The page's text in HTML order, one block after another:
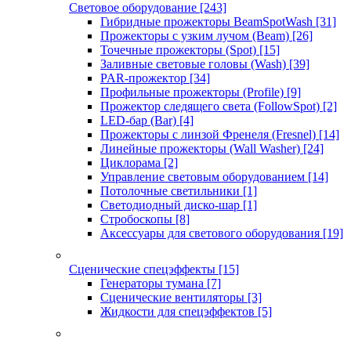
Световое оборудование [243]
Гибридные прожекторы BeamSpotWash [31]
Прожекторы с узким лучом (Beam) [26]
Точечные прожекторы (Spot) [15]
Заливные световые головы (Wash) [39]
PAR-прожектор [34]
Профильные прожекторы (Profile) [9]
Прожектор следящего света (FollowSpot) [2]
LED-бар (Bar) [4]
Прожекторы с линзой Френеля (Fresnel) [14]
Линейные прожекторы (Wall Washer) [24]
Циклорама [2]
Управление световым оборудованием [14]
Потолочные светильники [1]
Светодиодный диско-шар [1]
Стробоскопы [8]
Аксессуары для светового оборудования [19]
Сценические спецэффекты [15]
Генераторы тумана [7]
Сценические вентиляторы [3]
Жидкости для спецэффектов [5]